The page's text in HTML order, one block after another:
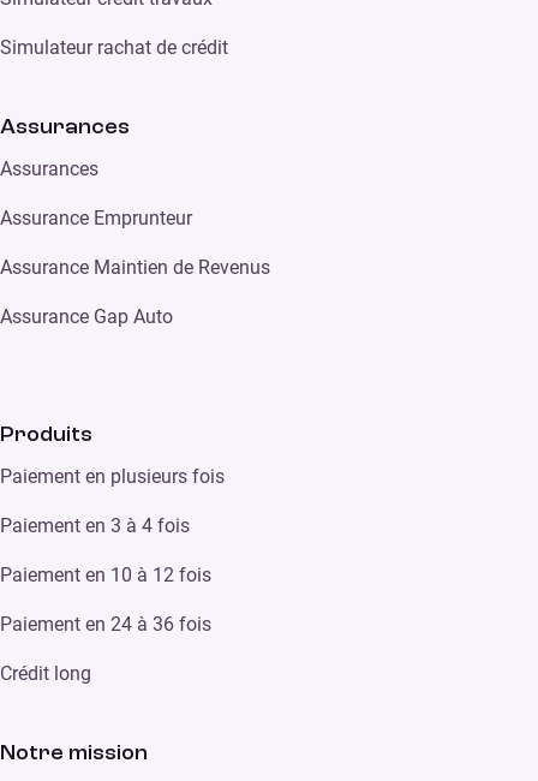
Simulateur rachat de crédit
Assurances
Assurances
Assurance Emprunteur
Assurance Maintien de Revenus
Assurance Gap Auto
Produits
Paiement en plusieurs fois
Paiement en 3 à 4 fois
Paiement en 10 à 12 fois
Paiement en 24 à 36 fois
Crédit long
Notre mission